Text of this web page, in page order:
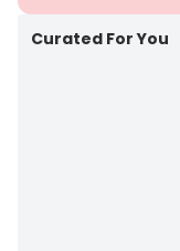
Curated For You